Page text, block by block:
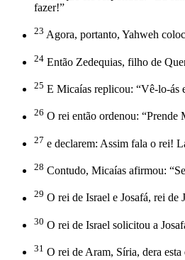
fazer!”
23 Agora, portanto, Yahweh
24 Então Zedequias, filho de
25 E Micaías replicou: “Vê-lo-ás
26 O rei então ordenou: “Prende
27 e declarem: Assim fala o rei!
28 Contudo, Micaías afirmou:
29 O rei de Israel e Josafá, rei de
30 O rei de Israel solicitou a
31 O rei de Aram, Síria, dera